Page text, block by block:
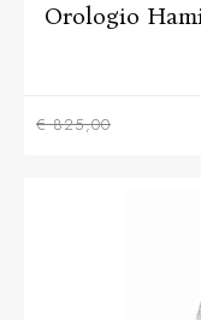
Orologio
€ 825,00